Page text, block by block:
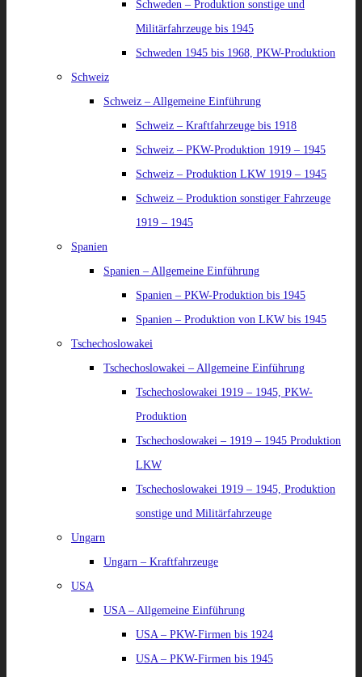
Schweden – Produktion sonstige und
Militärfahrzeuge bis 1945
Schweden 1945 bis 1968, PKW-Produktion
Schweiz
Schweiz – Allgemeine Einführung
Schweiz – Kraftfahrzeuge bis 1918
Schweiz – PKW-Produktion 1919 – 1945
Schweiz – Produktion LKW 1919 – 1945
Schweiz – Produktion sonstiger Fahrzeuge
1919 – 1945
Spanien
Spanien – Allgemeine Einführung
Spanien – PKW-Produktion bis 1945
Spanien – Produktion von LKW bis 1945
Tschechoslowakei
Tschechoslowakei – Allgemeine Einführung
Tschechoslowakei 1919 – 1945, PKW-
Produktion
Tschechoslowakei – 1919 – 1945 Produktion
LKW
Tschechoslowakei 1919 – 1945, Produktion
sonstige und Militärfahrzeuge
Ungarn
Ungarn – Kraftfahrzeuge
USA
USA – Allgemeine Einführung
USA – PKW-Firmen bis 1924
USA – PKW-Firmen bis 1945